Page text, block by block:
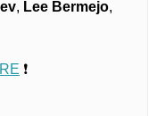
, Lee Bermejo,
❗